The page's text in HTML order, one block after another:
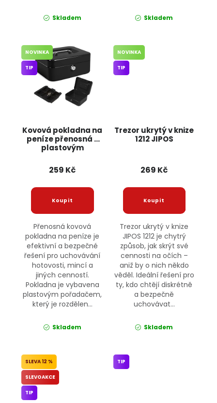
Skladem Skladem
Kovová pokladna na
peníze přenosná s
plastovým
01441_CZ JIPOS
NOVINKA
TIP
259 Kč
Přenosná kovová
pokladna na peníze je
efektivní a bezpečné
řešení pro uchovávání
hotovosti, mincí a
jiných cenností.
Pokladna je vybavena
plastovým pořadačem,
který je rozdělen...
Skladem
Trezor ukrytý v knize
1212 JIPOS
NOVINKA
TIP
269 Kč
Trezor ukrytý v knize
JIPOS 1212 je chytrý
způsob, jak skrýt své
cennosti na očích –
aniž by o nich někdo
věděl. Ideální řešení pro
ty, kdo chtějí diskrétně
a bezpečně
uchovávat...
Skladem
12 %
SLEVOAKCE
TIP
TIP